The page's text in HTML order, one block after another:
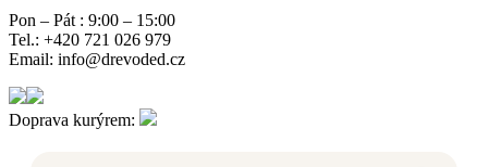
Pon – Pát : 9:00 – 15:00
Tel.: +420 721 026 979
Email: info@drevoded.cz
Doprava kurýrem: